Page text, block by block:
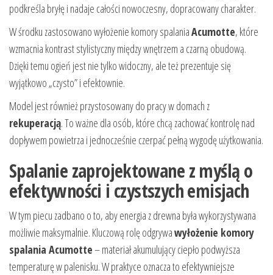
podkreśla bryłę i nadaje całości nowoczesny, dopracowany charakter.
W środku zastosowano wyłożenie komory spalaniaAcumotte, które
wzmacnia kontrast stylistyczny między wnętrzem a czarną obudową.
Dzięki temu ogień jest nie tylko widoczny, ale też prezentuje się
wyjątkowo „czysto” i efektownie.
Model jest również przystosowany do pracy w domach z
rekuperacją. To ważne dla osób, które chcą zachować kontrolę nad
dopływem powietrza i jednocześnie czerpać pełną wygodę użytkowania.
Spalanie zaprojektowane z myślą o
efektywności i czystszych emisjach
W tym piecu zadbano o to, aby energia z drewna była wykorzystywana
możliwie maksymalnie. Kluczową rolę odgrywawyłożenie komory
spalania Acumotte– materiał akumulujący ciepło podwyższa
temperaturę w palenisku. W praktyce oznacza to efektywniejsze